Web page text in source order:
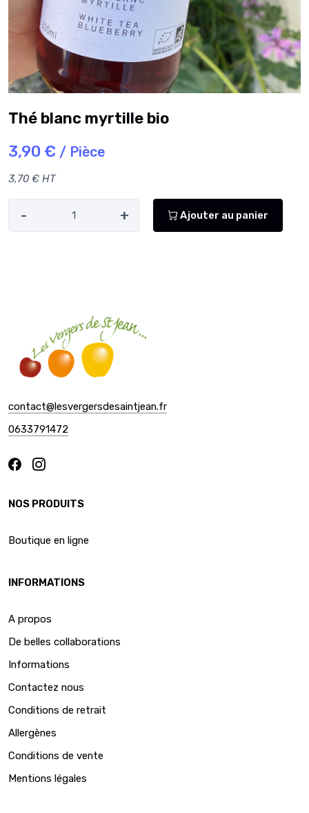
Thé blanc myrtille bio
3,90 € / Pièce
3,70 € HT
- + Ajouter au panier
contact@lesvergersdesaintjean.fr
0633791472
NOS PRODUITS
Boutique en ligne
INFORMATIONS
A propos
De belles collaborations
Informations
Contactez nous
Conditions de retrait
Allergènes
Conditions de vente
Mentions légales